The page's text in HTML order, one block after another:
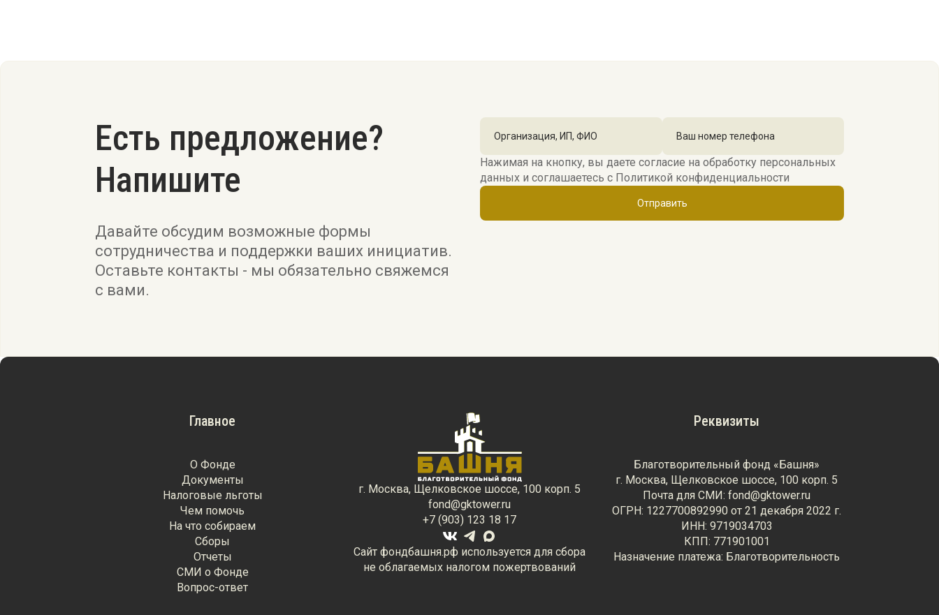
Есть предложение?
Напишите
Давайте обсудим возможные формы
сотрудничества и поддержки ваших инициатив.
Оставьте контакты - мы обязательно свяжемся
с вами.
Нажимая на кнопку, вы даете согласие на обработку персональных
данных и соглашаетесь c Политикой конфиденциальности
Отправить
Главное
О Фонде
Документы
Налоговые льготы
Чем помочь
На что собираем
Сборы
Отчеты
СМИ о Фонде
Вопрос-ответ
г. Москва, Щелковское шоссе, 100 корп. 5
fond@gktower.ru
+7 (903) 123 18 17
Сайт фондбашня.рф используется для сбора
не облагаемых налогом пожертвований
Реквизиты
Благотворительный фонд «Башня»
г. Москва, Щелковское шоссе, 100 корп. 5
Почта для СМИ: fond@gktower.ru
ОГРН: 1227700892990 от 21 декабря 2022 г.
ИНН: 9719034703
КПП: 771901001
Назначение платежа: Благотворительность